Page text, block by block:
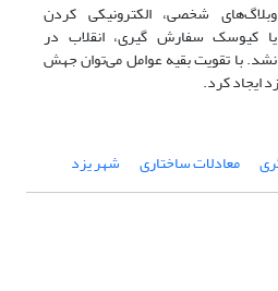
شخصی، الکترونیکی کردن
کیوسک سفارش گیری، انقلاب در
با تقویت بقیه عوامل می‌توان جهش
ایجاد کرد.
معادلات ساختاری شهر یزد